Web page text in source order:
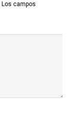
Los campos